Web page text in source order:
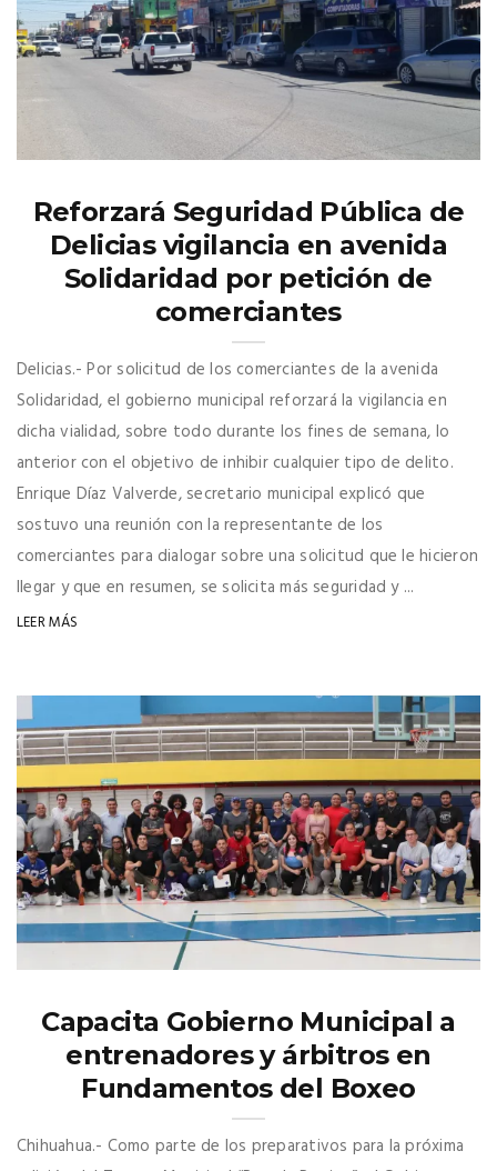
Reforzará Seguridad Pública de
Delicias vigilancia en avenida
Solidaridad por petición de
comerciantes
Delicias.- Por solicitud de los comerciantes de la avenida
Solidaridad, el gobierno municipal reforzará la vigilancia en
dicha vialidad, sobre todo durante los fines de semana, lo
anterior con el objetivo de inhibir cualquier tipo de delito.
Enrique Díaz Valverde, secretario municipal explicó que
sostuvo una reunión con la representante de los
comerciantes para dialogar sobre una solicitud que le hicieron
llegar y que en resumen, se solicita más seguridad y ...
LEER MÁS
Capacita Gobierno Municipal a
entrenadores y árbitros en
Fundamentos del Boxeo
Chihuahua.- Como parte de los preparativos para la próxima